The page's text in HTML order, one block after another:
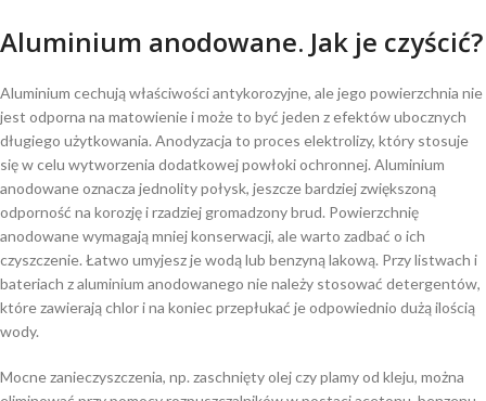
Aluminium anodowane. Jak je czyścić?
Aluminium cechują właściwości antykorozyjne, ale jego powierzchnia nie
jest odporna na matowienie i może to być jeden z efektów ubocznych
długiego użytkowania. Anodyzacja to proces elektrolizy, który stosuje
się w celu wytworzenia dodatkowej powłoki ochronnej. Aluminium
anodowane oznacza jednolity połysk, jeszcze bardziej zwiększoną
odporność na korozję i rzadziej gromadzony brud. Powierzchnię
anodowane wymagają mniej konserwacji, ale warto zadbać o ich
czyszczenie. Łatwo umyjesz je wodą lub benzyną lakową. Przy listwach i
bateriach z aluminium anodowanego nie należy stosować detergentów,
które zawierają chlor i na koniec przepłukać je odpowiednio dużą ilością
wody.
Mocne zanieczyszczenia, np. zaschnięty olej czy plamy od kleju, można